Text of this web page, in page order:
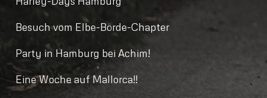
Besuch vom Elbe-Börde-Chapter
Party in Hamburg bei Achim!
Eine Woche auf Mallorca!!